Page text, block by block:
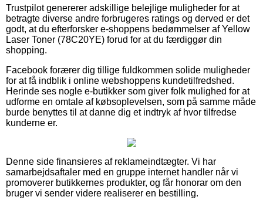
Trustpilot genererer adskillige belejlige muligheder for at
betragte diverse andre forbrugeres ratings og derved er det
godt, at du efterforsker e-shoppens bedømmelser af Yellow
Laser Toner (78C20YE) forud for at du færdiggør din
shopping.
Facebook forærer dig tillige fuldkommen solide muligheder
for at få indblik i online webshoppens kundetilfredshed.
Herinde ses nogle e-butikker som giver folk mulighed for at
udforme en omtale af købsoplevelsen, som på samme måde
burde benyttes til at danne dig et indtryk af hvor tilfredse
kunderne er.
Denne side finansieres af reklameindtægter. Vi har
samarbejdsaftaler med en gruppe internet handler når vi
promoverer butikkernes produkter, og får honorar om den
bruger vi sender videre realiserer en bestilling.